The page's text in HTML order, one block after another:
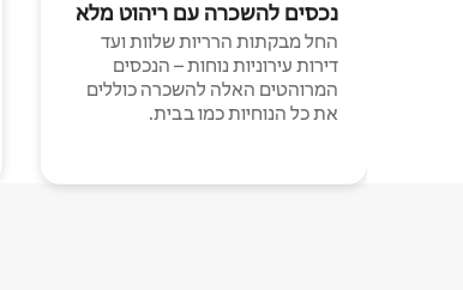
נכסים להשכרה עם ריהוט מלא
החל מבקתות הרריות שלוות ועד
דירות עירוניות נוחות – הנכסים
המרוהטים האלה להשכרה כוללים
את כל הנוחיות כמו בבית.